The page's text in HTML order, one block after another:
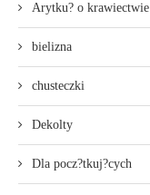
Arytku? o krawiectwie
bielizna
chusteczki
Dekolty
Dla pocz?tkuj?cych